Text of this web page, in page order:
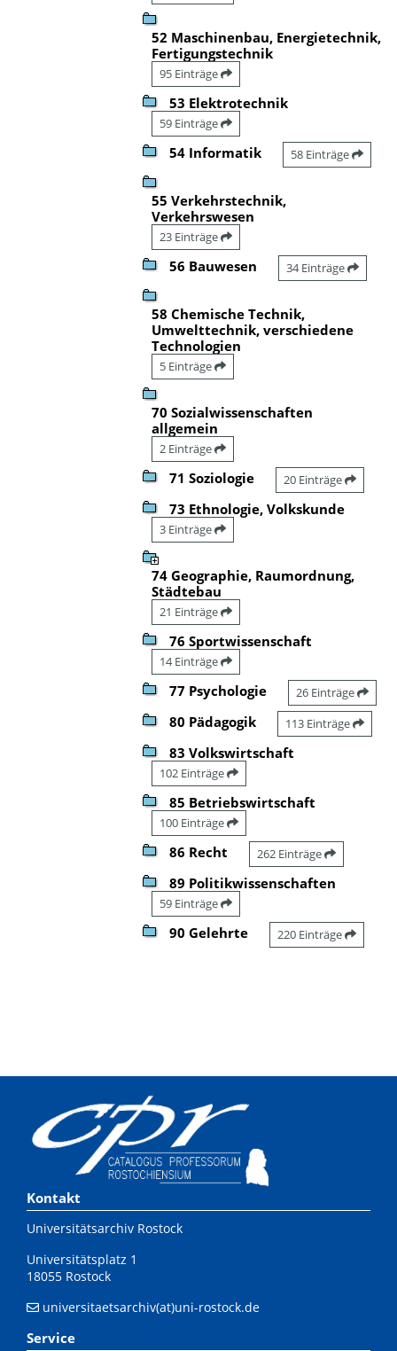
52 Maschinenbau, Energietechnik,
Fertigungstechnik
95 Einträge
53 Elektrotechnik
59 Einträge
54 Informatik 58 Einträge
55 Verkehrstechnik,
Verkehrswesen
23 Einträge
56 Bauwesen 34 Einträge
58 Chemische Technik,
Umwelttechnik, verschiedene
Technologien
5 Einträge
70 Sozialwissenschaften
allgemein
2 Einträge
71 Soziologie 20 Einträge
73 Ethnologie, Volkskunde
3 Einträge
74 Geographie, Raumordnung,
Städtebau
21 Einträge
76 Sportwissenschaft
14 Einträge
77 Psychologie 26 Einträge
80 Pädagogik 113 Einträge
83 Volkswirtschaft
102 Einträge
85 Betriebswirtschaft
100 Einträge
86 Recht 262 Einträge
89 Politikwissenschaften
59 Einträge
90 Gelehrte 220 Einträge
Kontakt
Universitätsarchiv Rostock
Universitätsplatz 1
18055 Rostock
universitaetsarchiv(at)uni-rostock.de
Service